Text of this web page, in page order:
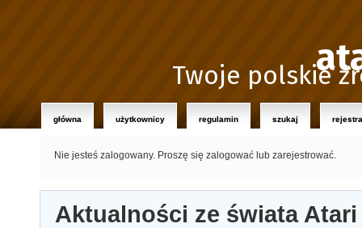
Twoje polskie
główna użytkownicy regulamin szukaj
Nie jesteś zalogowany. Proszę się zalogować lub zarejestrować.
Aktualności ze świata Atari